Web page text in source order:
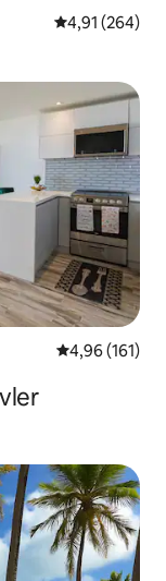
5 üzerinden
4,91 (264)
5 üzerinden
4,96 (161)